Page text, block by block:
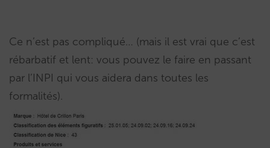
Ce n’est pas compliqué… (mais il est vrai que c’est
rébarbatif et lent: vous pouvez le faire en passant
par l’INPI qui vous aidera dans toutes les
formalités).